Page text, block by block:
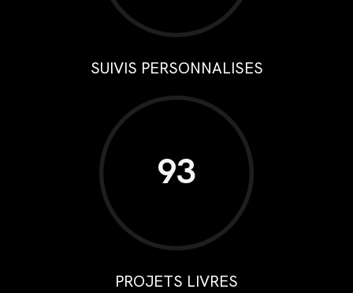
SUIVIS PERSONNALISES
93
PROJETS LIVRES